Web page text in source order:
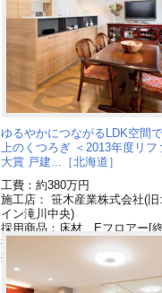
ゆるやかにつながるLDK空間
上のくつろぎ ＜2013年度リフ
大賞 戸建...［北海道］
工費：約380万円
施工店： 笹木産業株式会社(
イン滝川中央)
採用商品：床材 Eフロアー[
採用商品：壁面収納 キュビ
採用商品：リビングステーシ
了品]